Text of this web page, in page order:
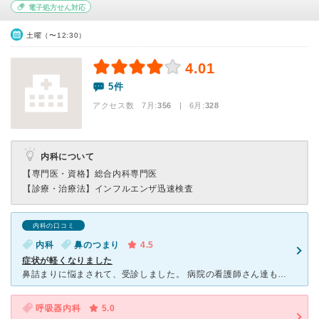
電子処方せん対応
土曜（〜12:30）
4.01
5件
アクセス数 7月:356 | 6月:328
内科について
【専門医・資格】 総合内科専門医
【診療・治療法】 インフルエンザ迅速検査
内科の口コミ
内科 鼻のつまり
4.5
症状が軽くなりました
鼻詰まりに悩まされて、受診しました。 病院の看護師さん達も、テキパキと仕事をしていて、優しく応対してくれます。受付もスムーズでした。待ち時間も、そんなに長くはなかったと思います。 私の場合、原因不
呼吸器内科
5.0